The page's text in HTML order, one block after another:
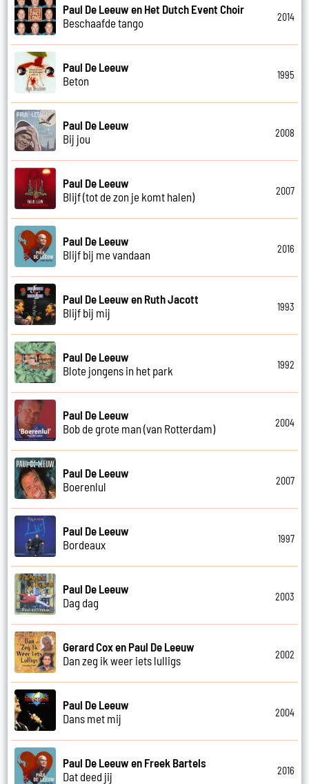
Paul De Leeuw en Het Dutch Event Choir
Beschaafde tango
2014
Paul De Leeuw
Beton
1995
Paul De Leeuw
Bij jou
2008
Paul De Leeuw
Blijf (tot de zon je komt halen)
2007
Paul De Leeuw
Blijf bij me vandaan
2016
Paul De Leeuw en Ruth Jacott
Blijf bij mij
1993
Paul De Leeuw
Blote jongens in het park
1992
Paul De Leeuw
Bob de grote man (van Rotterdam)
2004
Paul De Leeuw
Boerenlul
2007
Paul De Leeuw
Bordeaux
1997
Paul De Leeuw
Dag dag
2003
Gerard Cox en Paul De Leeuw
Dan zeg ik weer iets lulligs
2002
Paul De Leeuw
Dans met mij
2004
Paul De Leeuw en Freek Bartels
Dat deed jij
2016